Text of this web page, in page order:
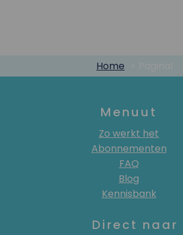
Home
Menuut
Zo werkt het
Abonnementen
FAQ
Blog
Kennisbank
Direct naar